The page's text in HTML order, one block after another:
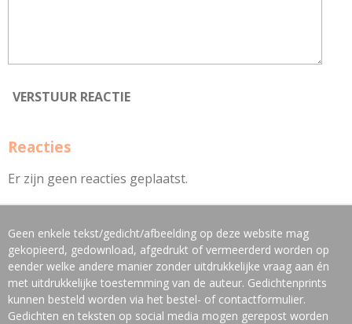
VERSTUUR REACTIE
Reacties
Er zijn geen reacties geplaatst.
Geen enkele tekst/gedicht/afbeelding op deze website mag
gekopieerd, gedownload, afgedrukt of vermeerderd worden op
eender welke andere manier zonder uitdrukkelijke vraag aan én
met uitdrukkelijke toestemming van de auteur. Gedichtenprints
kunnen besteld worden via het bestel- of contactformulier.
Gedichten en teksten op social media mogen gerepost worden